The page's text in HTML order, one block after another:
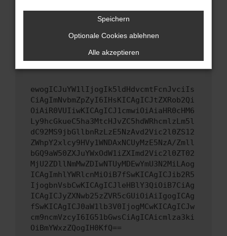
Wende dich an den Webseitenbetreiber.
Wenn du alle oben genannten Schritte versucht
hast, kontaktiere uns bitte. Wir werden
versuchen, das Problem zu beheben. Du kannst
uns diesen Text schicken, um uns bei der
ewogICJuYW1lIjogIk5ldHdvcmtFcnJvciIs
CiAgImNvbmZpZyI6IHsKICAgICJtZXRob2Qi
OiAiR0VUIiwKICAgICJ1cmwiOiAiaHR0cHM6
Ly9hcGkueC5ha3MtcHJvZC5hdWRhcmlzLm5l
dC92MS9jbGllbnRzLzE5NzAvd2Vic2l0ZS12
ZWhpY2xlcy9HVy1WNDAxNCUyMzE5NzA/Zmll
bGQ9aW50ZXJuYWxOdW1iZXImd2Vic2l0ZT02
MjU2ZDllNmMwZDIwNTUyMDEwYmU3N2MiLAog
ICAgImhlYWRlcnMiOiB7fSwKICAgICJib2R5
IjogbnVsbCwKICAgICJleHBlY3QiOiB7CiAg
ICAgICJyZXNwb25zZVR5cGUiOiAiIgogICAg
fSwKICAgICJ0aW1lb3V0IjogMCwKICAgICJw
cm9ncmVzcyI6IG51bGwsCiAgICAicmlza3ki
OiBmYWxzZQogIH0KfQ==
Speichern
Optionale Cookies ablehnen
Alle akzeptieren